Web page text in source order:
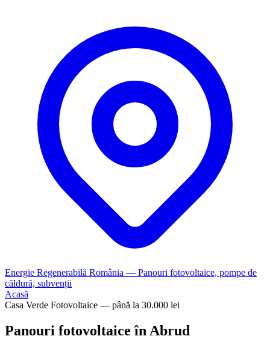
Energie Regenerabilă România — Panouri fotovoltaice, pompe de
căldură, subvenții
Acasă
Casa Verde Fotovoltaice — până la 30.000 lei
Panouri fotovoltaice în Abrud